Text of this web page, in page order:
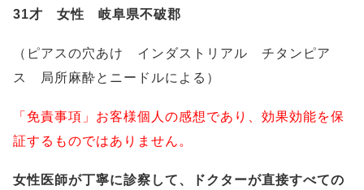
31才 女性 岐阜県不破郡
（ピアスの穴あけ インダストリアル チタンピア
ス 局所麻酔とニードルによる）
「免責事項」お客様個人の感想であり、効果効能を保
証するものではありません。
女性医師が丁寧に診察して、ドクターが直接すべての